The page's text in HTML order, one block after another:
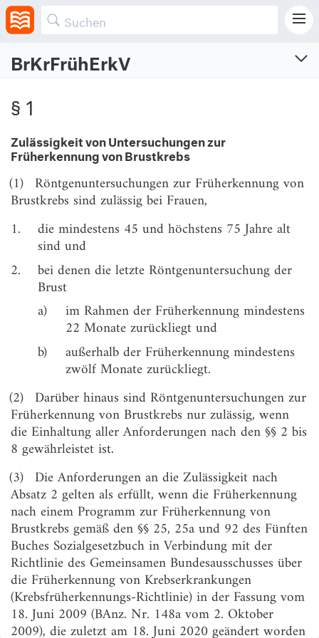
BrKrFrühErkV
Verordnung über die Zulässigkeit der Anwendung von Röntgenstrahlung zur
Früherkennung von Brustkrebs bei Frauen
Vom 17.12.2018 (BGBl. I S. 2660)
Zuletzt geändert am 27.2.2026 (BGBl. I S. Nr. 53)
§ 1
Zulässigkeit von Untersuchungen zur
Früherkennung von Brustkrebs
§ 2
Anforderungen an das Personal
Medizinphysik-Experte; Aufgaben des
Medizinphysik-Experten
Aufklärung der zu untersuchenden Frau
Anforderungen an die Durchführung der
Röntgenuntersuchung
Anforderungen an die Ausrüstung
§ 8
Qualitätssicherung
§ 9
Übergangsvorschriften
§ 1
Zulässigkeit von Untersuchungen zur
Früherkennung von Brustkrebs
(1) Röntgenuntersuchungen zur Früherkennung von
Brustkrebs sind zulässig bei Frauen,
1.
die mindestens 45 und höchstens 75 Jahre alt
sind und
2.
bei denen die letzte Röntgenuntersuchung der
Brust
a)
im Rahmen der Früherkennung mindestens
22 Monate zurückliegt und
b)
außerhalb der Früherkennung mindestens
zwölf Monate zurückliegt.
(2) Darüber hinaus sind Röntgenuntersuchungen zur
Früherkennung von Brustkrebs nur zulässig, wenn
die Einhaltung aller Anforderungen nach den §§ 2 bis
8 gewährleistet ist.
(3) Die Anforderungen an die Zulässigkeit nach
Absatz 2 gelten als erfüllt, wenn die Früherkennung
nach einem Programm zur Früherkennung von
Brustkrebs gemäß den §§ 25, 25a und 92 des Fünften
Buches Sozialgesetzbuch in Verbindung mit der
Richtlinie des Gemeinsamen Bundesausschusses über
die Früherkennung von Krebserkrankungen
(Krebsfrüherkennungs-Richtlinie) in der Fassung vom
18. Juni 2009 (BAnz. Nr. 148a vom 2. Oktober
2009), die zuletzt am 18. Juni 2020 geändert worden